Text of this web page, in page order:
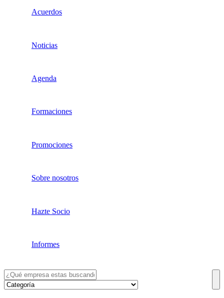
Acuerdos
Noticias
Agenda
Formaciones
Promociones
Sobre nosotros
Hazte Socio
Informes